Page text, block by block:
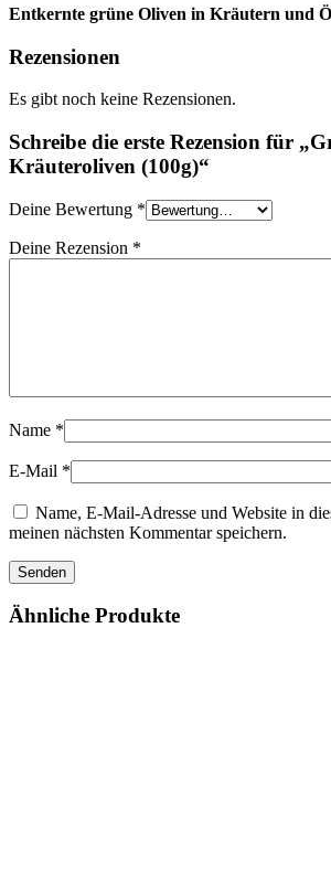
Entkernte grüne Oliven in Kräutern und
Rezensionen
Es gibt noch keine Rezensionen.
Schreibe die erste Rezension für
Kräuteroliven (100g)“
Deine Bewertung *
Deine Rezension *
Name *
E-Mail *
Name, E-Mail-Adresse und Website in
meinen nächsten Kommentar speichern.
Ähnliche Produkte